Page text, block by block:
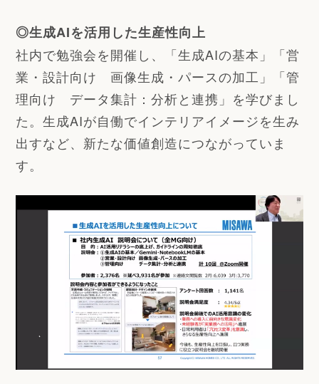
◎生成AIを活用した生産性向上
社内で勉強会を開催し、「生成AIの基本」「営
業・設計向け 画像生成・パースの加工」「管
理向け データ集計：分析と連携」を学びまし
た。生成AIが自働でインテリアイメージを生み
出すなど、新たな価値創造につながっていま
す。